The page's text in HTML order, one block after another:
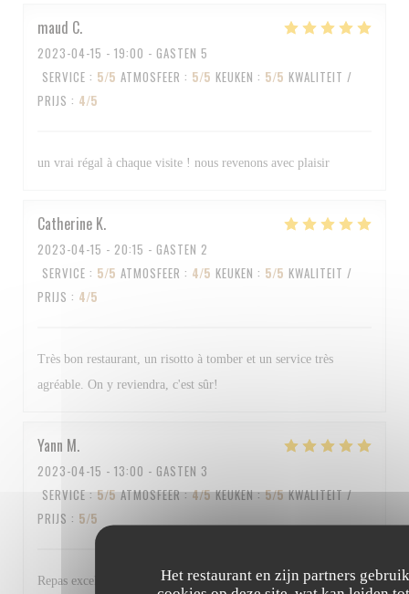
Het restaurant en zijn partners
maud C
2023-04-15 - 19:00 - GASTEN 5
SERVICE : 5/5 ATMOSFEER : 5/5 KEUKEN : 5/5 KWALITEIT /
PRIJS : 4/5
un vrai régal à chaque visite ! nous revenons avec plaisir
Catherine K
2023-04-15 - 20:15 - GASTEN 2
SERVICE : 5/5 ATMOSFEER : 4/5 KEUKEN : 5/5 KWALITEIT /
PRIJS : 4/5
Très bon restaurant, un risotto à tomber et un service très
agréable. On y reviendra, c'est sûr!
Yann M
2023-04-15 - 13:00 - GASTEN 3
SERVICE : 5/5 ATMOSFEER: 4/5 KEUKEN: 5/5 KWALITEIT /
PRIJS : 5/5
Repas excellent et personnel au top Bravo à tous